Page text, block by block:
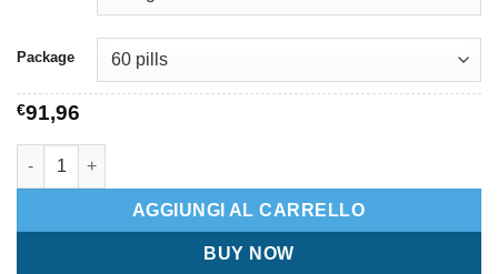
Package
€91,96
Arcoxia quantità
AGGIUNGI AL CARRELLO
BUY NOW